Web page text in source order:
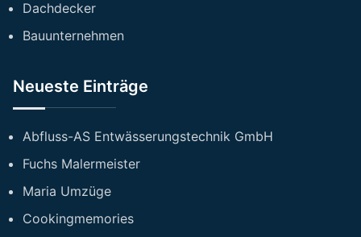
Dachdecker
Bauunternehmen
Neueste Einträge
Abfluss-AS Entwässerungstechnik GmbH
Fuchs Malermeister
Maria Umzüge
Cookingmemories